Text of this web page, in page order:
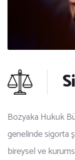
Bozyaka Hukuk
genelinde sigorta
bireysel ve